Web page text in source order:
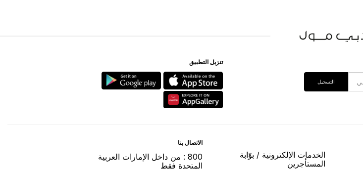
اﻟﺘﺴﺠﻴﻞ
ﺗﻨﺰﻳﻞ اﻟﺘﻄﺒﻴﻖ
اﻟﺨﺪﻣﺎﺕ اﻹﻟﻜﺘﺮﻭﻧﻴﺔ / ﺑﻮّاﺑﺔ
اﻟﻤﺴﺘﺄﺟﺮﻳﻦ
اﻻﺗﺼﺎﻝ ﺑﻨﺎ
800 : ﻣﻦ ﺩاﺧﻞ اﻹﻣﺎﺭاﺕ اﻟﻌﺮﺑﻴﺔ
اﻟﻤﺘﺤﺪﺓ ﻓﻘﻂ